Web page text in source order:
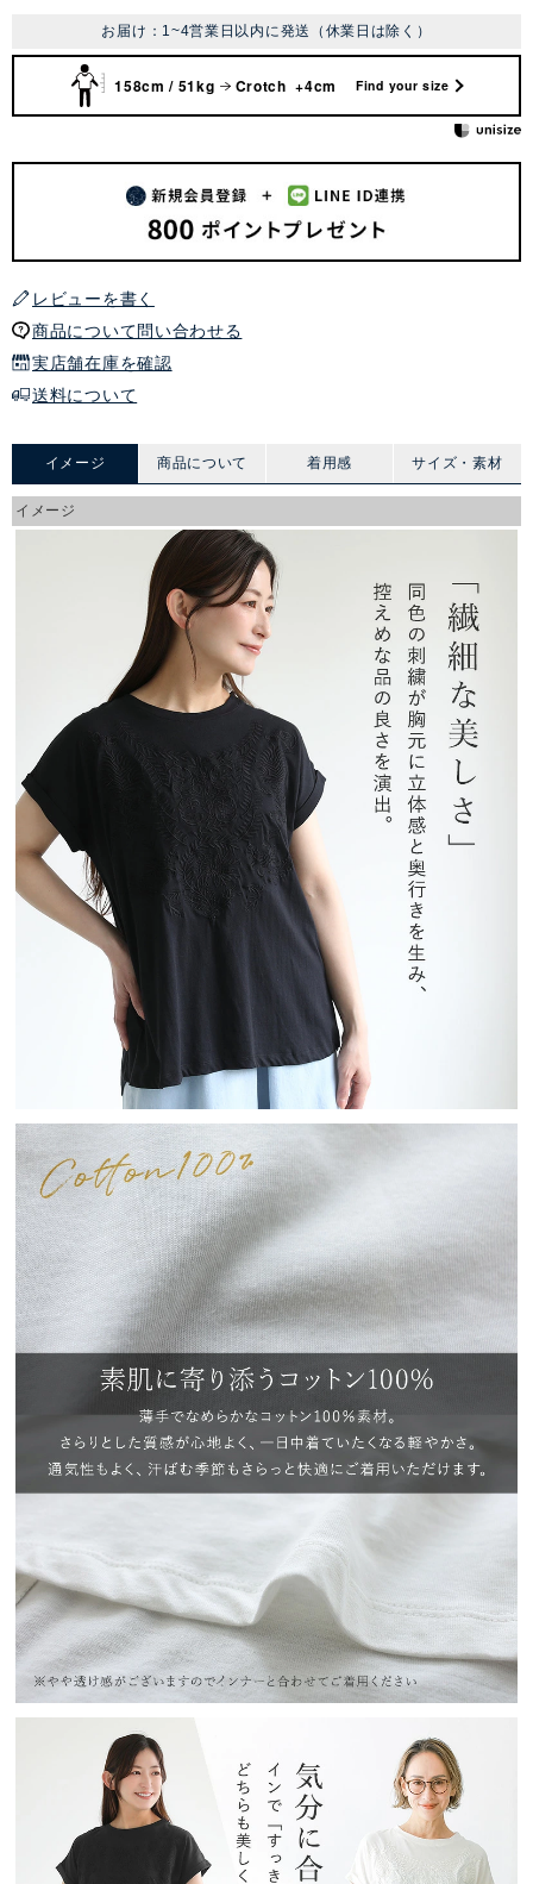
お届け：1~4営業日以内に発送（休業日は除く）
158cm / 51kg Crotch +4cm Find your size
レビューを書く
商品について問い合わせる
実店舗在庫を確認
送料について
イメージ 商品について 着用感 サイズ・素材
イメージ